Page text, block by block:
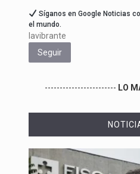
Síganos en Google Noticias
el mundo.
lavibrante
Seguir
------------------------ LO